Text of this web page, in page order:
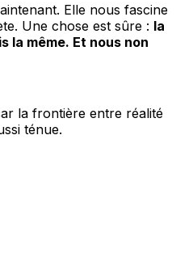
Elle nous fascine
Une chose est sûre : la
la même. Et nous non
la frontière entre réalité
ténue.